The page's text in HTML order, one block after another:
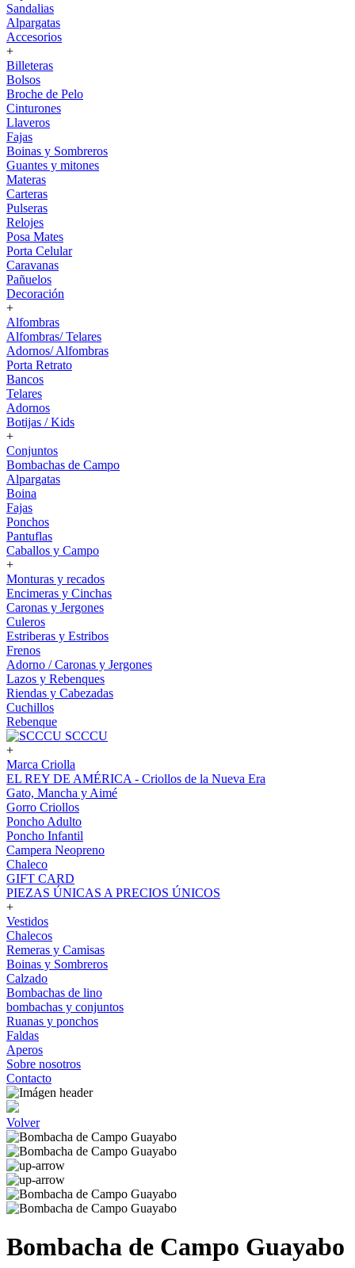
Sandalias
Alpargatas
Accesorios
+
Billeteras
Bolsos
Broche de Pelo
Cinturones
Llaveros
Fajas
Boinas y Sombreros
Guantes y mitones
Materas
Carteras
Pulseras
Relojes
Posa Mates
Porta Celular
Caravanas
Pañuelos
Decoración
+
Alfombras
Alfombras/ Telares
Adornos/ Alfombras
Porta Retrato
Bancos
Telares
Adornos
Botijas / Kids
+
Conjuntos
Bombachas de Campo
Alpargatas
Boina
Fajas
Ponchos
Pantuflas
Caballos y Campo
+
Monturas y recados
Encimeras y Cinchas
Caronas y Jergones
Culeros
Estriberas y Estribos
Frenos
Adorno / Caronas y Jergones
Lazos y Rebenques
Riendas y Cabezadas
Cuchillos
Rebenque
SCCCU
+
Marca Criolla
EL REY DE AMÉRICA - Criollos de la Nueva Era
Gato, Mancha y Aimé
Gorro Criollos
Poncho Adulto
Poncho Infantil
Campera Neopreno
Chaleco
GIFT CARD
PIEZAS ÚNICAS A PRECIOS ÚNICOS
+
Vestidos
Chalecos
Remeras y Camisas
Boinas y Sombreros
Calzado
Bombachas de lino
bombachas y conjuntos
Ruanas y ponchos
Faldas
Aperos
Sobre nosotros
Contacto
Volver
Bombacha de Campo Guayabo